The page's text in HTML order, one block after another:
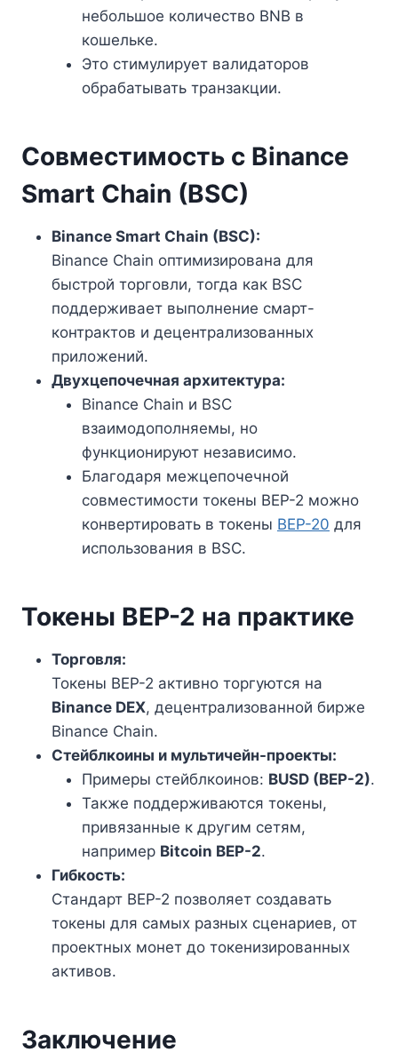
небольшое количество BNB в
кошельке.
Это стимулирует валидаторов
обрабатывать транзакции.
Совместимость с Binance
Smart Chain (BSC)
Binance Smart Chain (BSC):
Binance Chain оптимизирована для
быстрой торговли, тогда как BSC
поддерживает выполнение смарт-
контрактов и децентрализованных
приложений.
Двухцепочечная архитектура:
Binance Chain и BSC
взаимодополняемы, но
функционируют независимо.
Благодаря межцепочечной
совместимости токены BEP-2 можно
конвертировать в токены BEP-20 для
использования в BSC.
Токены BEP-2 на практике
Торговля:
Токены BEP-2 активно торгуются на
Binance DEX, децентрализованной бирже
Binance Chain.
Стейблкоины и мультичейн-проекты:
Примеры стейблкоинов: BUSD (BEP-2).
Также поддерживаются токены,
привязанные к другим сетям,
например Bitcoin BEP-2.
Гибкость:
Стандарт BEP-2 позволяет создавать
токены для самых разных сценариев, от
проектных монет до токенизированных
активов.
Заключение